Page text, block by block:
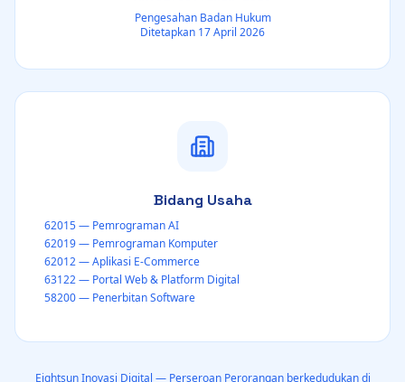
Pengesahan Badan Hukum
Ditetapkan 17 April 2026
Bidang Usaha
62015 — Pemrograman AI
62019 — Pemrograman Komputer
62012 — Aplikasi E-Commerce
63122 — Portal Web & Platform Digital
58200 — Penerbitan Software
Eightsun Inovasi Digital — Perseroan Perorangan berkedudukan di